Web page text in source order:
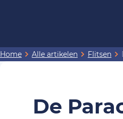
Home Alle artikelen Flitsen
De